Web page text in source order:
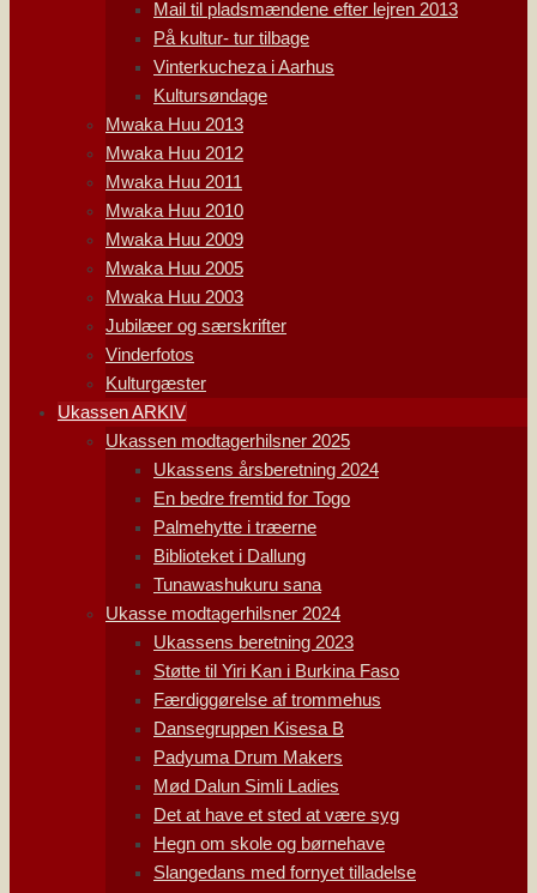
Mail til pladsmændene efter lejren 2013
På kultur- tur tilbage
Vinterkucheza i Aarhus
Kultursøndage
Mwaka Huu 2013
Mwaka Huu 2012
Mwaka Huu 2011
Mwaka Huu 2010
Mwaka Huu 2009
Mwaka Huu 2005
Mwaka Huu 2003
Jubilæer og særskrifter
Vinderfotos
Kulturgæster
Ukassen ARKIV
Ukassen modtagerhilsner 2025
Ukassens årsberetning 2024
En bedre fremtid for Togo
Palmehytte i træerne
Biblioteket i Dallung
Tunawashukuru sana
Ukasse modtagerhilsner 2024
Ukassens beretning 2023
Støtte til Yiri Kan i Burkina Faso
Færdiggørelse af trommehus
Dansegruppen Kisesa B
Padyuma Drum Makers
Mød Dalun Simli Ladies
Det at have et sted at være syg
Hegn om skole og børnehave
Slangedans med fornyet tilladelse